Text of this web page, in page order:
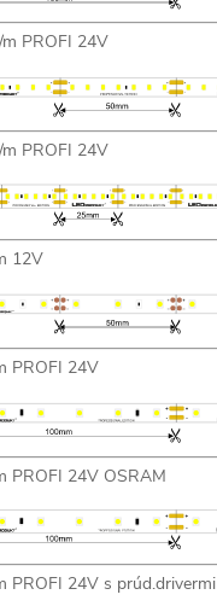
PROFI 24V
PROFI 24V
12V
PROFI 24V
PROFI 24V OSRAM
PROFI 24V s prúd.drivermi